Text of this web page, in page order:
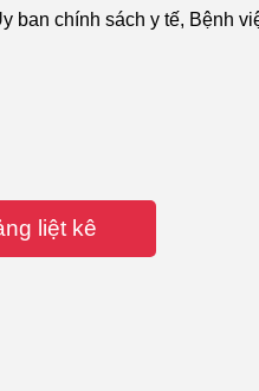
ban chính sách y tế, Bệnh
liệt kê